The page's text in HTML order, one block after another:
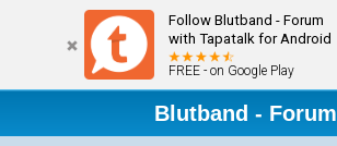
Follow Blutband - Forum
with Tapatalk for Android
FREE - on Google Play
Blutband - Forum